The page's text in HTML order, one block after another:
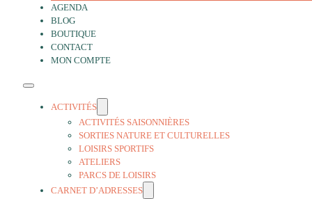
AGENDA
BLOG
BOUTIQUE
CONTACT
MON COMPTE
ACTIVITÉS
ACTIVITÉS SAISONNIÈRES
SORTIES NATURE ET CULTURELLES
LOISIRS SPORTIFS
ATELIERS
PARCS DE LOISIRS
CARNET D’ADRESSES